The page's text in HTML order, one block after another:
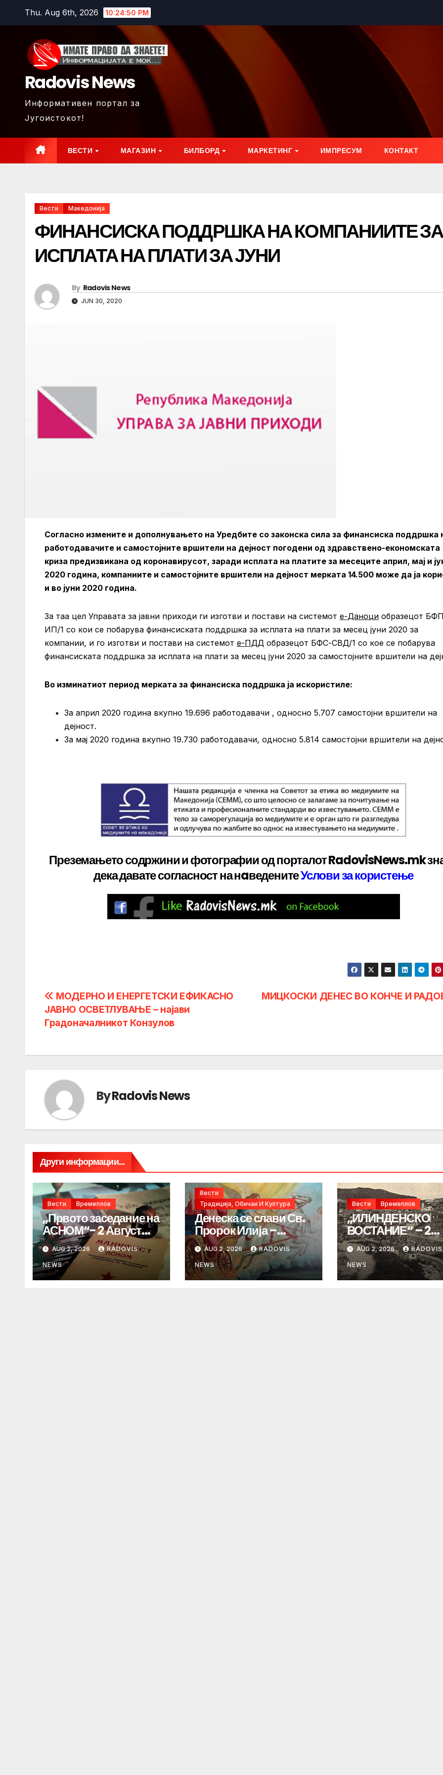
Thu. Aug 6th, 2026 10:24:52 PM
Radovis News
Информативен портал за
Југоистокот!
ВЕСТИ МАГАЗИН БИЛБОРД МАРКЕТИНГ ИМПРЕСУМ КОНТАКТ
Вести Македонија
ФИНАНСИСКА ПОДДРШКА НА КОМПАНИИТЕ ЗА
ИСПЛАТА НА ПЛАТИ ЗА ЈУНИ
By Radovis News
JUN 30, 2020
Согласно измените и дополнувањето на Уредбите со законска сила за финансиска поддршка
работодавачите и самостојните вршители на дејност погодени од здравствено-економската
криза предизвикана од коронавирусот, заради исплата на платите за месеците април, мај и
2020 година, компаниите и самостојните вршители на дејност мерката 14.500 може да ја
и во јуни 2020 година.
За таа цел Управата за јавни приходи ги изготви и постави на системот е-Даноци образецот
ИП/1 со кои се побарува финансиската поддршка за исплата на плати за месец јуни 2020 за
компании, и го изготви и постави на системот е-ПДД образецот БФС-СВД/1 со кое се побарува
финансиската поддршка за исплата на плати за месец јуни 2020 за самостојните вршители на
Во изминатиот период мерката за финансиска поддршка ја искористиле:
За април 2020 година вкупно 19.696 работодавачи , односно 5.707 самостојни вршители на
дејност.
За мај 2020 година вкупно 19.730 работодавачи, односно 5.814 самостојни вршители на
Преземањето содржини и фотографии од порталот RadovisNews.mk
дека даватесогласност на нaведенитеУслови за користење
Post
navigation
МИЦКОСКИ ДЕНЕС ВО КОНЧЕ И
МОДЕРНО И ЕНЕРГЕТСКИ ЕФИКАСНО
ЈАВНО ОСВЕТЛУВАЊЕ – најави
Градоначалникот Конзулов
ByRadovis News
Други информации...
Вести Времеплов
„Првото заседание на
АСНОМ“- 2 Август
1944 год.
AUG 2, 2026 RADOVIS
NEWS
Вести
Традиција, Обичаи И Култура
Денеска се слави Св.
Пророк Илија –
„ИЛИНДЕН“
AUG 2, 2026 RADOVIS
NEWS
Вести Времеплов
„ИЛИНДЕНСКО
ВОСТАНИЕ“ – 2
Август 1903 год.
AUG 2, 2026 RADOVIS
NEWS